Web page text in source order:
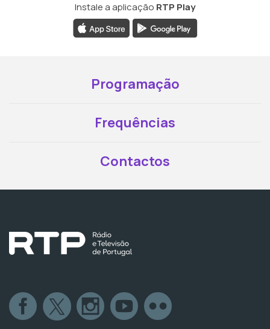
Instale a aplicação RTP Play
Programação
Frequências
Contactos